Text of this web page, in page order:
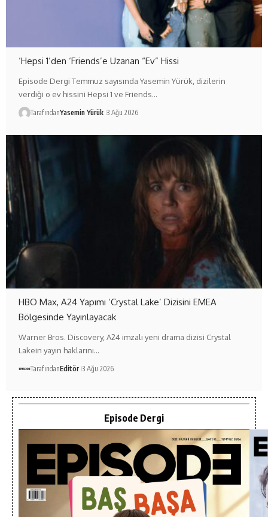
‘Hepsi 1’den ‘Friends’e Uzanan “Ev” Hissi
Episode Dergi Temmuz sayısında Yasemin Yürük, dizilerin
verdiği o ev hissini Hepsi 1 ve Friends…
TarafındanYasemin Yürük 3 Ağu 2026
HBO Max, A24 Yapımı ‘Crystal Lake’ Dizisini EMEA
Bölgesinde Yayınlayacak
Warner Bros. Discovery, A24 imzalı yeni drama dizisi Crystal
Lakein yayın haklarını…
TarafındanEditör 3 Ağu 2026
Episode Dergi